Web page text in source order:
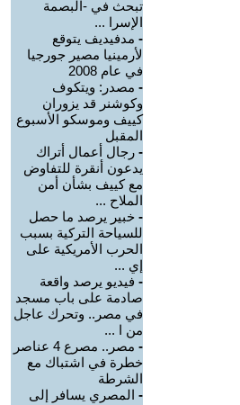
تبحث في -البصمة
الإسرا ...
- مدفيديف يتوقع
لأرمينيا مصير جورجيا
في عام 2008
- مصدر: ويتكوف
وكوشنر قد يزوران
كييف وموسكو الأسبوع
المقبل
- رجال أعمال أتراك
يدعون أنقرة للتفاوض
مع كييف بشأن أمن
الملاح ...
- خبير يرصد ما حصل
للسياحة التركية بسبب
الحرب الأمريكية على
إي ...
- فيديو يرصد واقعة
صادمة على باب مسجد
في مصر.. وتحرك عاجل
من ا ...
-
مصر.. مصرع 4 عناصر
خطرة في اشتباك مع
الشرطة
- المصري يسافر إلى